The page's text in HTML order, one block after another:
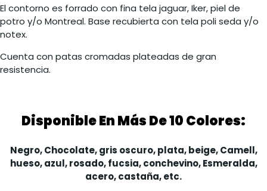
El contorno es forrado con fina tela jaguar, Iker, piel de
potro y/o Montreal. Base recubierta con tela poli seda y/o
notex.
Cuenta con patas cromadas plateadas de gran
resistencia.
Disponible En Más De 10 Colores:
Negro, Chocolate, gris oscuro, plata, beige, Camell,
hueso, azul, rosado, fucsia, conchevino, Esmeralda,
acero, castaña, etc.